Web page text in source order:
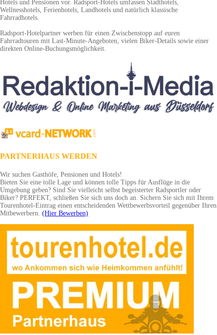
Hotels und Pensionen vor. Radsport-Hotels umfassen Stadthotels,
Wellnesshotels, Ferienhotels, Landhotels und natürlich klassische
Fahrradhotels.
Radsport-Hotelpartner werben für einen Zwischenstopp auf euren
Fahrradtouren mit Last-Minute-Angeboten, vielen Biker-Details sowie einer
direkten Online-Buchungsmöglichkeit.
PARTNERHAUS WERDEN
Wir suchen Gasthöfe, Pensionen und Hotels!
Bieten Sie eine tolle Lage und können tolle Tipps für Ausflüge in die
Umgebung geben? Sind Sie vielleicht selbst begeisterter Radsportler oder
Biker? PERFEKT, schließen Sie sich uns doch an. Sichern Sie sich mit Ihrem
Tourenhotel-Eintrag einen entscheidenden Wettbewerbsvorteil gegenüber Ihren
Mitbewerbern. (Hier Bewerben)